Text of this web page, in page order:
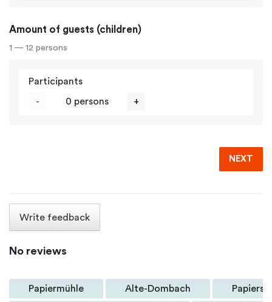
Amount of guests (children)
1 — 12 persons
Participants
- 0 persons +
NEXT
Write feedback
No reviews
Papiermühle Alte-Dombach